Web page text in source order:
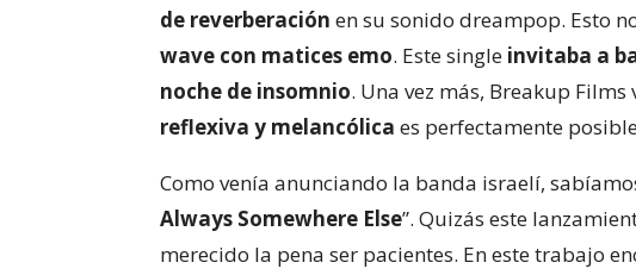
de reverberación en su sonido dreampop. Esto
wave con matices emo. Este single invitaba a
noche de insomnio. Una vez más, Breakup
reflexiva y melancólica es perfectamente
Como venía anunciando la banda israelí,
Always Somewhere Else”. Quizás este
merecido la pena ser pacientes. En este trabajo